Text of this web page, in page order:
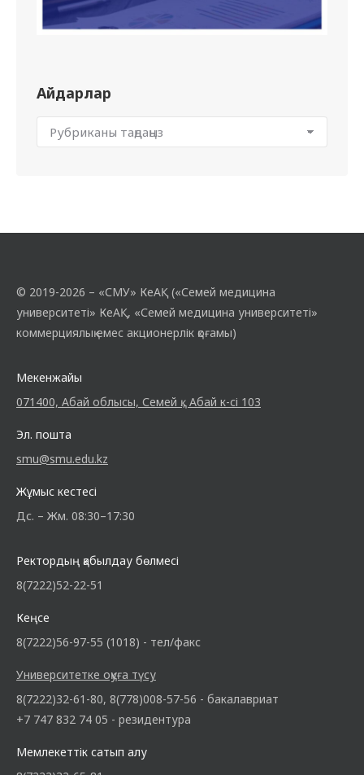
Айдарлар
© 2019-2026 – «СМУ» КеАҚ («Семей медицина
университеті» КеАҚ, «Семей медицина университеті»
коммерциялық емес акционерлік қоғамы)
Мекенжайы
071400, Абай облысы, Семей қ., Абай к-сі 103
Эл. пошта
smu@smu.edu.kz
Жұмыс кестесі
Дс. – Жм. 08:30–17:30
Ректордың қабылдау бөлмесі
8(7222)52-22-51
Кеңсе
8(7222)56-97-55 (1018) - тел/факс
Университетке оқуға түсу
8(7222)32-61-80, 8(778)008-57-56 - бакалавриат
+7 747 832 74 05 - резидентура
Мемлекеттік сатып алу